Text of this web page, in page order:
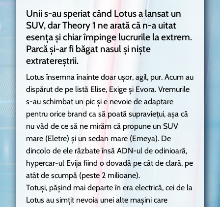
Unii s-au speriat când Lotus a lansat un
SUV, dar Theory 1 ne arată că n-a uitat
esența și chiar împinge lucrurile la extrem.
Parcă și-ar fi băgat nasul și niște
extratereștrii.
Lotus însemna înainte doar ușor, agil, pur. Acum au
dispărut de pe listă Elise, Exige și Evora. Vremurile
s-au schimbat un pic și e nevoie de adaptare
pentru orice brand ca să poată supraviețui, așa că
nu văd de ce să ne mirăm că propune un SUV
mare (Eletre) și un sedan mare (Emeya). De
dincolo de ele răzbate însă ADN-ul de odinioară,
hypercar-ul Evija fiind o dovadă pe cât de clară, pe
atât de scumpă (peste 2 milioane).
Totuși, pășind mai departe în era electrică, cei de la
Lotus au simțit nevoia unei alte mașini care